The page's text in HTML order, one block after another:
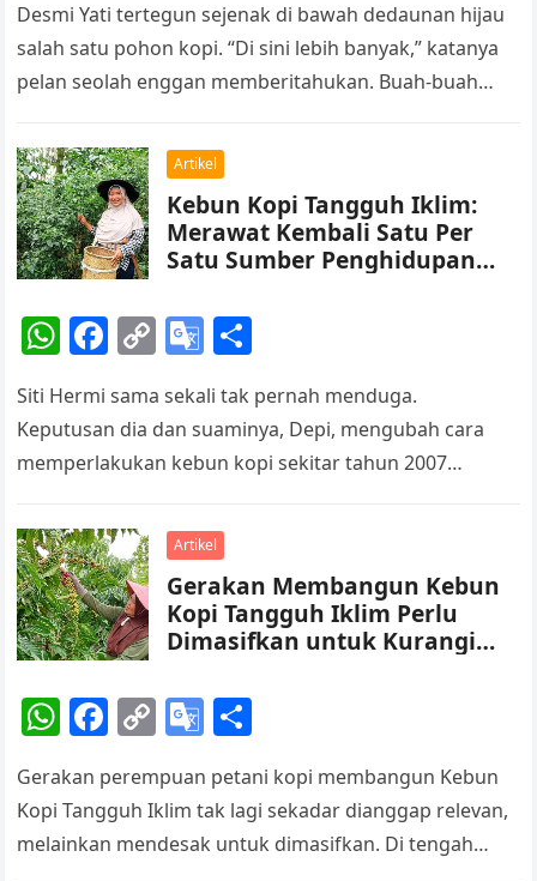
at
s
p
p
c
e
o
o
k
p
y
Li
n
k
o
gl
Tr
a
n
sl
e
ar
e
Desmi Yati tertegun sejenak di bawah dedaunan hijau
salah satu pohon kopi. “Di sini lebih banyak,” katanya
pelan seolah enggan memberitahukan. Buah-buah
Artikel
Kebun Kopi Tangguh Iklim:
Merawat Kembali Satu Per
Satu Sumber Penghidupan
W
at
s
A
p
p
F
c
e
o
o
k
C
p
y
n
k
G
o
gl
Tr
a
n
sl
e
ar
e
Siti Hermi sama sekali tak pernah menduga.
Keputusan dia dan suaminya, Depi, mengubah cara
memperlakukan kebun kopi sekitar tahun 2007
Artikel
Gerakan Membangun Kebun
Kopi Tangguh Iklim Perlu
Dimasifkan untuk Kurangi
Hidrometeorologi
W
at
s
F
c
e
C
p
y
G
o
gl
ar
e
Gerakan perempuan petani kopi membangun Kebun
Kopi Tangguh Iklim tak lagi sekadar dianggap relevan,
melainkan mendesak untuk dimasifkan. Di tengah